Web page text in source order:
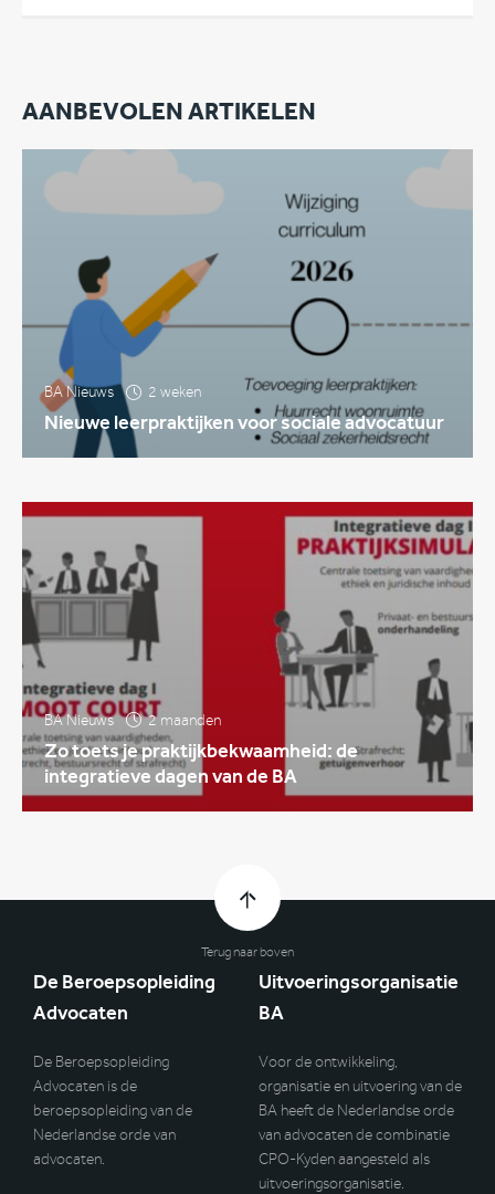
AANBEVOLEN ARTIKELEN
BA Nieuws 2 weken
Nieuwe leerpraktijken voor sociale advocatuur
BA Nieuws 2 maanden
Zo toets je praktijkbekwaamheid: de
integratieve dagen van de BA
Terug naar boven
De Beroepsopleiding
Advocaten
De Beroepsopleiding
Advocaten is de
beroepsopleiding van de
Nederlandse orde van
advocaten.
Uitvoeringsorganisatie
BA
Voor de ontwikkeling,
organisatie en uitvoering van de
BA heeft de Nederlandse orde
van advocaten de combinatie
CPO-Kyden aangesteld als
uitvoeringsorganisatie.